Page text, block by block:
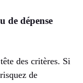
de dépense
des critères. Si
de